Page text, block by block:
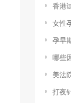
香港试管
女性孕
孕早
哪些
美法院
打夜